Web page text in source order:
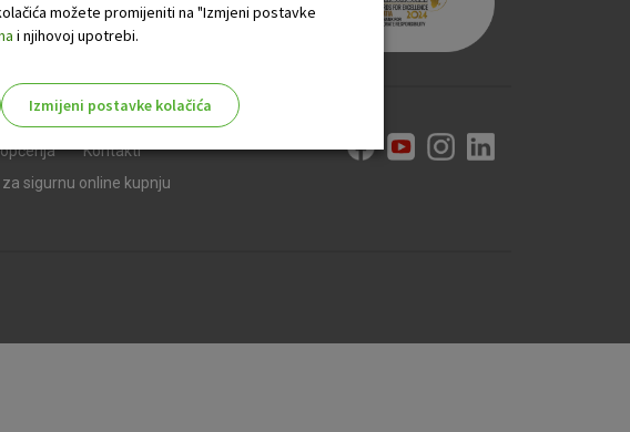
Kontakti
sigurnu online kupnju
možete promijeniti na "Izmjeni postavke
i njihovoj upotrebi.
Izmijeni postavke kolačića